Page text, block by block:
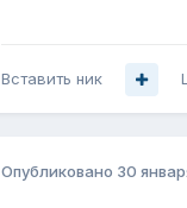
Вставить ник
Опубликовано 30